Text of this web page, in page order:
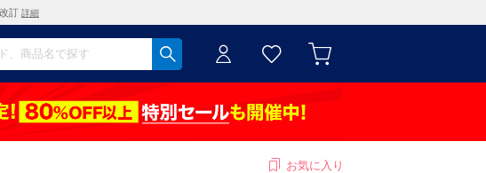
訂 詳細
お気に入り